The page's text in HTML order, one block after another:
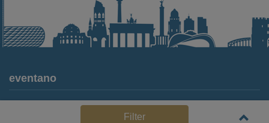
Filter
eventano